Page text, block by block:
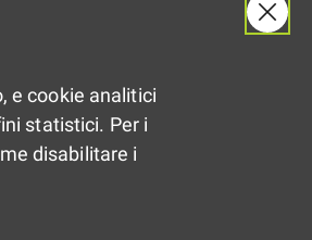
ai
la propria
di
e cookie analitici
statistici. Per i
disabilitare i